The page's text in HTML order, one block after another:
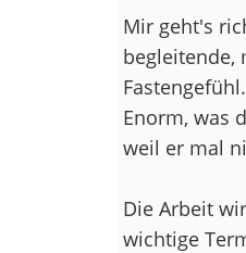
Mir geht's
begleitende,
Fastengefühl.
Enorm, was
weil er mal
Die Arbeit
wichtige